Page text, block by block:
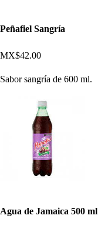
Peñafiel Sangría
MX$42.00
Sabor sangría de 600 ml.
Agua de Jamaica 500 ml